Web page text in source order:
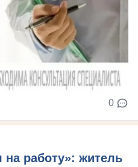
0
на работу»: житель